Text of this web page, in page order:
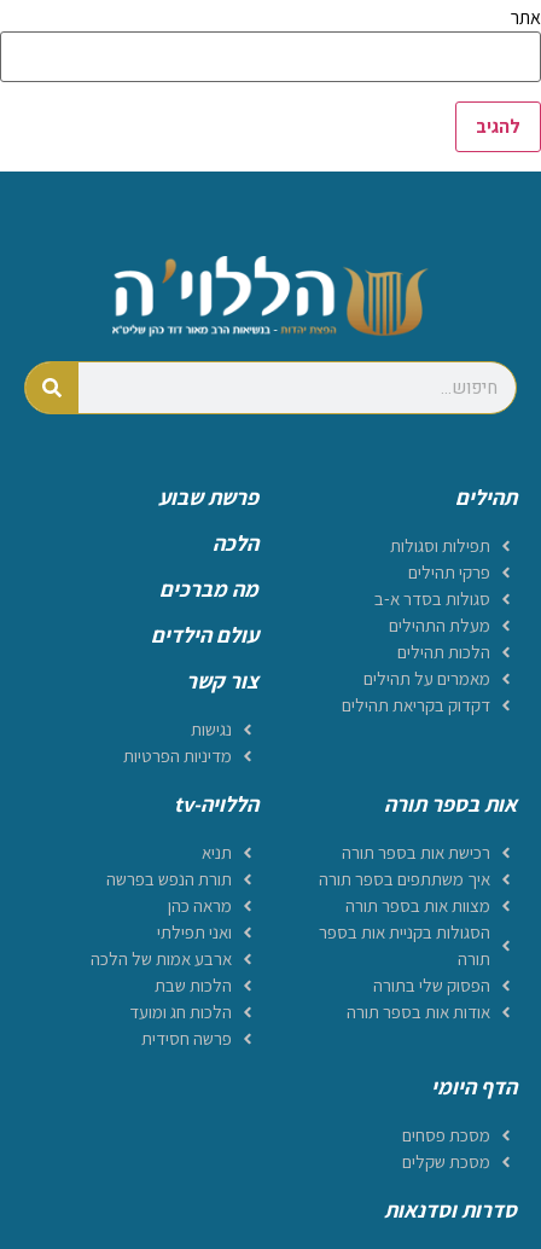
אתר
תהילים
תפילות וסגולות
פרקי תהילים
סגולות בסדר א-ב
מעלת התהילים
הלכות תהילים
מאמרים על תהילים
דקדוק בקריאת תהילים
פרשת שבוע
הלכה
מה מברכים
עולם הילדים
צור קשר
נגישות
מדיניות הפרטיות
אות בספר תורה
רכישת אות בספר תורה
איך משתתפים בספר תורה
מצוות אות בספר תורה
הסגולות בקניית אות בספר
תורה
הפסוק שלי בתורה
אודות אות בספר תורה
הללויה-tv
תניא
תורת הנפש בפרשה
מראה כהן
ואני תפילתי
ארבע אמות של הלכה
הלכות שבת
הלכות חג ומועד
פרשה חסידית
הדף היומי
מסכת פסחים
מסכת שקלים
סדרות וסדנאות